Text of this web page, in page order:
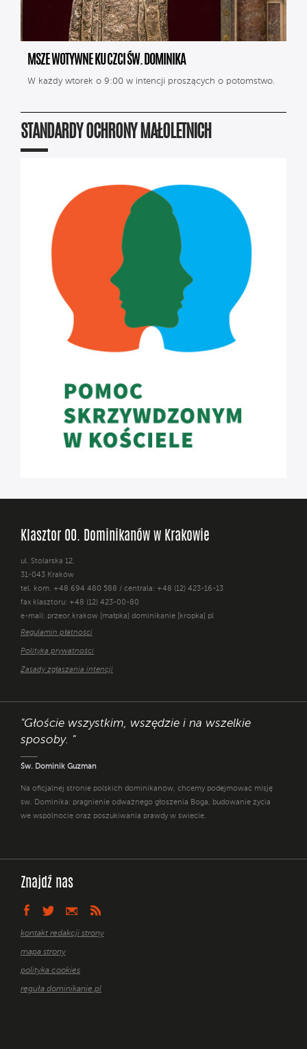
MSZE WOTYWNE KU CZCI ŚW. DOMINIKA
W każdy wtorek o 9:00 w intencji proszących o potomstwo.
STANDARDY OCHRONY MAŁOLETNICH
Klasztor OO. Dominikanów w Krakowie
ul. Stolarska 12,
31-043 Kraków
tel. kom. +48 694 480 588 / centrala: +48 (12) 423-16-13
fax klasztoru: +48 (12) 423-00-80
e-mail: przeor.krakow [małpka] dominikanie [kropka] pl
Regulamin płatności
Polityka prywatności
Zasady zgłaszania intencji
"Głoście wszystkim, wszędzie i na wszelkie
sposoby. "
Św. Dominik Guzman
Na oficjalnej stronie polskich dominikanów, chcemy podejmować misję
św. Dominika: pragnienie odważnego głoszenia Boga, budowanie życia
we wspólnocie oraz poszukiwania prawdy w świecie.
Znajdź nas
kontakt redakcji strony
mapa strony
polityka cookies
reguła dominikanie.pl